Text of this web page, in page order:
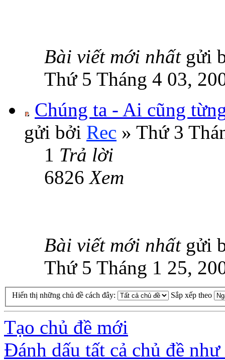
Bài viết mới nhất gửi
Thứ 5 Tháng 4 03,
Chúng ta - Ai cũng
gửi bởi Rec » Thứ 3
1 Trả lời
6826Xem
Bài viết mới nhất gửi
Thứ 5 Tháng 1 25,
Hiển thị những chủ đề cách đây: Sắp xếp theo
Tạo chủ đề mới
Đánh dấu tất cả chủ đề